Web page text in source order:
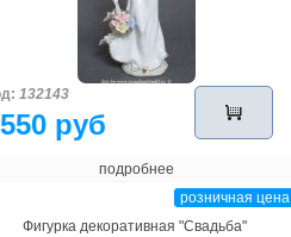
132143
руб
подробнее
розничная цена
Фигурка декоративная "Свадьба"